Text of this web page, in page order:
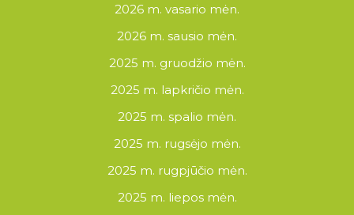
2026 m. vasario mėn.
2026 m. sausio mėn.
2025 m. gruodžio mėn.
2025 m. lapkričio mėn.
2025 m. spalio mėn.
2025 m. rugsėjo mėn.
2025 m. rugpjūčio mėn.
2025 m. liepos mėn.